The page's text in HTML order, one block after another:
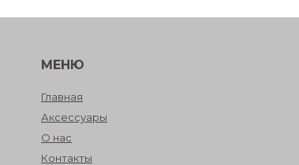
МЕНЮ
Главная
Аксессуары
О нас
Контакты